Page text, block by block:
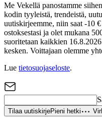
Me Vekellä panostamme
kodin tyyleistä, trendeistä,
uutiskirjeemme, niin saat -10
ostoksestasi ja olet mukana
suoritetaan kaikkien
kesken. Voittajaan olemme
Lue tietosuojaseloste.
Tilaa uutiskirjePieni hetki